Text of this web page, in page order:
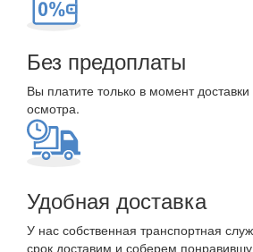
Без предоплаты
Вы платите только в момент
осмотра.
Удобная доставка
У нас собственная транспортная
срок доставим и соберем